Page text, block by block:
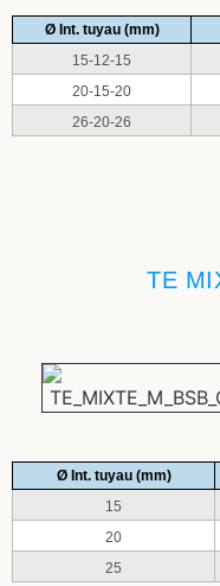
Ø Int. tuyau (mm)
15-12-15
20-15-20
26-20-26
TE
Ø Int. tuyau (mm)
15
20
25